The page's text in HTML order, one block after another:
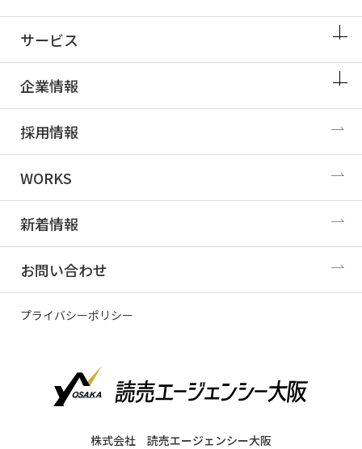
サービス
企業情報
採用情報
WORKS
新着情報
お問い合わせ
プライバシーポリシー
株式会社 読売エージェンシー大阪